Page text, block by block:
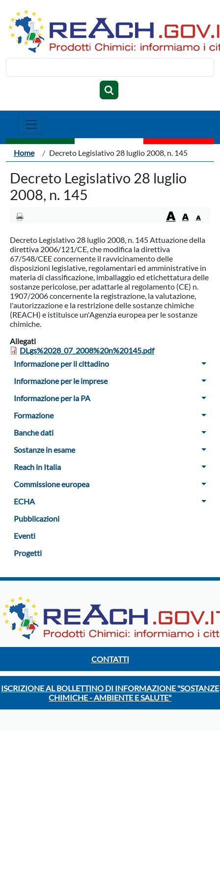
Briciole di pane
Home Decreto Legislativo 28 luglio 2008, n. 145
Decreto Legislativo 28 luglio
2008, n. 145
Decreto Legislativo 28 luglio 2008, n. 145 Attuazione della
direttiva 2006/121/CE, che modifica la direttiva
67/548/CEE concernente il ravvicinamento delle
disposizioni legislative, regolamentari ed amministrative in
materia di classificazione, imballaggio ed etichettatura delle
sostanze pericolose, per adattarle al regolamento (CE) n.
1907/2006 concernente la registrazione, la valutazione,
l'autorizzazione e la restrizione delle sostanze chimiche
(REACH) e istituisce un'Agenzia europea per le sostanze
chimiche.
Allegati
DLgs%2028_07_2008%20n%20145.pdf
Menu Sidebar
Informazione per il cittadino
Informazione per le imprese
Informazione per la PA
Formazione
Banche dati
Sostanze in esame
Reach in Italia
Commissione europea
ECHA
Pubblicazioni
Eventi
Progetti
CONTATTI
ISCRIZIONE AL BOLLETTINO DI INFORMAZIONE "SOSTANZE
CHIMICHE - AMBIENTE E SALUTE"